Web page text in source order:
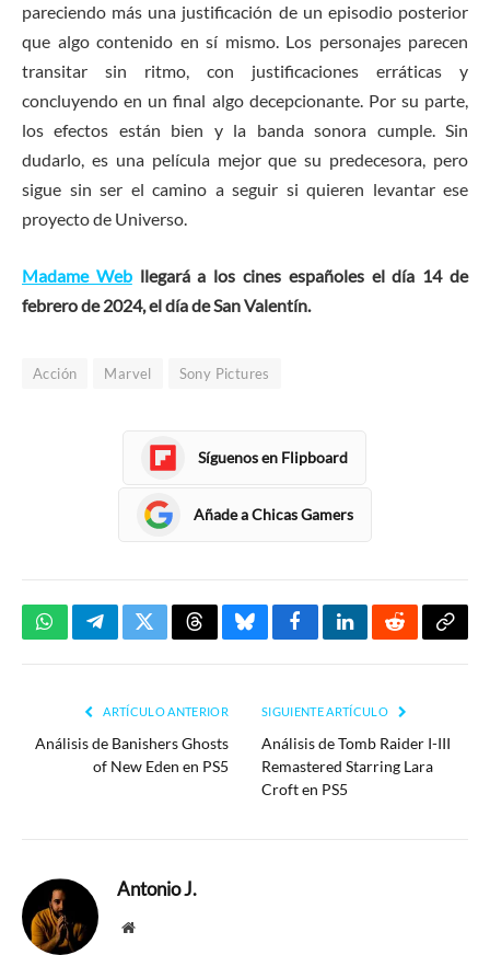
pareciendo más una justificación de un episodio posterior
que algo contenido en sí mismo. Los personajes parecen
transitar sin ritmo, con justificaciones erráticas y
concluyendo en un final algo decepcionante. Por su parte,
los efectos están bien y la banda sonora cumple. Sin
dudarlo, es una película mejor que su predecesora, pero
sigue sin ser el camino a seguir si quieren levantar ese
proyecto de Universo.
Madame Webllegará a los cines españoles el día 14 de
febrero de 2024, el día de San Valentín.
Acción Marvel Sony Pictures
Síguenos en Flipboard
Añade a Chicas Gamers
WhatsAppTelegramTwitterThreadsBlueskyFacebookLinkedInReddit
ARTÍCULO ANTERIOR
Análisis de Banishers Ghosts
of New Eden en PS5
SIGUIENTE ARTÍCULO
Análisis de Tomb Raider I-III
Remastered Starring Lara
Croft en PS5
Antonio J.
Website